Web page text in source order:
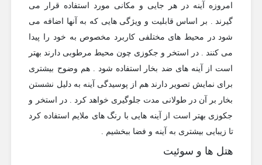
امروزه آینه در هر جایی و مکانی مورد استفاده قرار می
گیرند . بر اساس قابلیت و ویژگی هایی که به آنها اضافه می
شود در محیط های مختلفی کاربرد مخصوص به خود را پیدا
می کنند . در استخر و جکوزی چون محیط مرطوبی دارند بهتر
است از آینه های ضد بخار استفاده شود . هم وضوح بیشتری
برای نمایش تصویر دارند هم از پوسیدگی آینه به دلیل نشستن
بخار بر آن در طولانی مدت جلوگیری خواهد کرد . در استخر و
جکوزی بهتر است از آینه هایی با رنگ های ملایم استفاده کرد
تا زیبایی بیشتری به آینه و فضا ببخشیم .
هتل ها و سوئیت